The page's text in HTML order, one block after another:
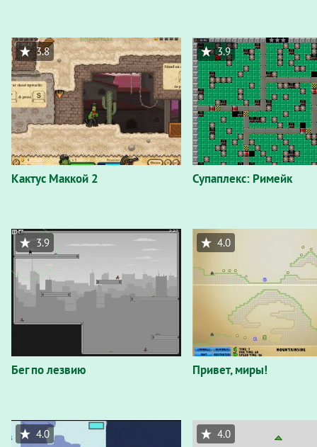
Кактус Маккой 2
3.8
Супаплекс: Римейк
3.9
Бег по лезвию
3.9
Привет, миры!
4.0
4.0 4.0